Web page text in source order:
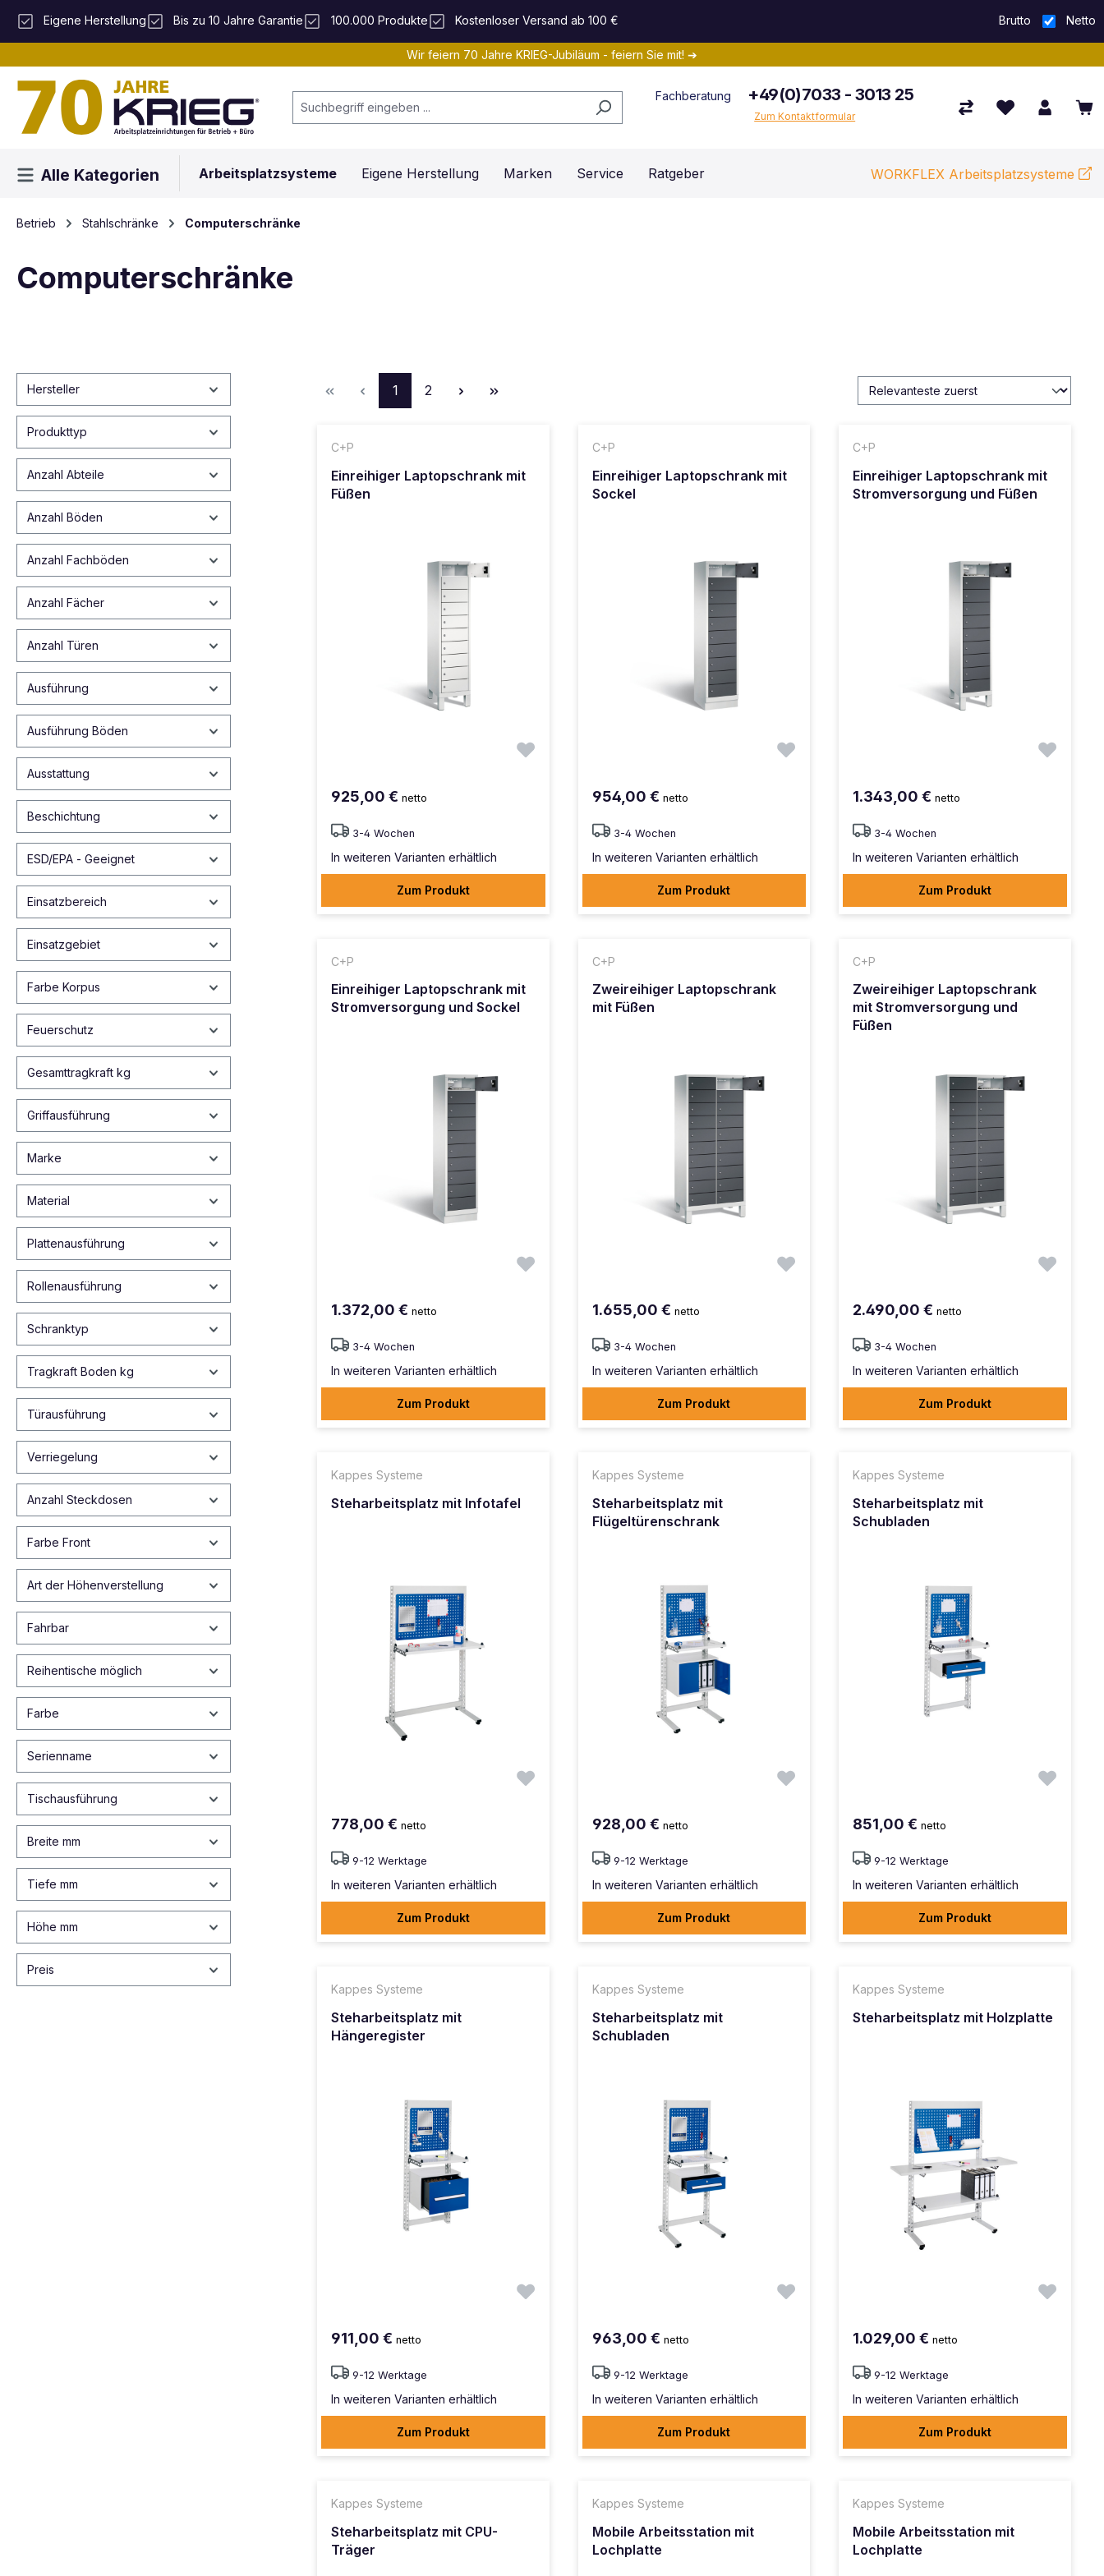
Hauptinhalt springen
Zur Suche springen
Zur Hauptnavigation springen
Eigene Herstellung Bis zu 10 Jahre Garantie 100.000 Produkte Kostenloser Versand ab 100 € Brutto Netto
Wir feiern 70 Jahre KRIEG-Jubiläum - feiern Sie mit! ➔
Fachberatung +49(0)7033 - 3013 25
Zum Kontaktformular
Alle Kategorien Arbeitsplatzsysteme Eigene Herstellung Marken Service Ratgeber WORKFLEX Arbeitsplatzsysteme
Betrieb Stahlschränke Computerschränke
Computerschränke
Hersteller
Produkttyp
Anzahl Abteile
Anzahl Böden
Anzahl Fachböden
Anzahl Fächer
Anzahl Türen
Ausführung
Ausführung Böden
Ausstattung
Beschichtung
ESD/EPA - Geeignet
Einsatzbereich
Einsatzgebiet
Farbe Korpus
Feuerschutz
Gesamttragkraft kg
Griffausführung
Marke
Material
Plattenausführung
Rollenausführung
Schranktyp
Tragkraft Boden kg
Türausführung
Verriegelung
Anzahl Steckdosen
Farbe Front
Art der Höhenverstellung
Fahrbar
Reihentische möglich
Farbe
Serienname
Tischausführung
Breite mm
Tiefe mm
Höhe mm
Preis
Seite
1 Seite
2
C+P
Einreihiger Laptopschrank mit
Füßen
925,00 € netto
3-4 Wochen
In weiteren Varianten erhältlich
Zum Produkt
C+P
Einreihiger Laptopschrank mit
Sockel
954,00 € netto
3-4 Wochen
In weiteren Varianten erhältlich
Zum Produkt
C+P
Einreihiger Laptopschrank mit
Stromversorgung und Füßen
1.343,00 €netto
3-4 Wochen
In weiteren Varianten erhältlich
Zum Produkt
C+P
Einreihiger Laptopschrank mit
Stromversorgung und Sockel
1.372,00 € netto
3-4 Wochen
In weiteren Varianten erhältlich
Zum Produkt
C+P
Zweireihiger Laptopschrank
mit Füßen
1.655,00 € netto
3-4 Wochen
In weiteren Varianten erhältlich
Zum Produkt
C+P
Zweireihiger Laptopschrank
mit Stromversorgung und
Füßen
2.490,00 €netto
3-4 Wochen
In weiteren Varianten erhältlich
Zum Produkt
Kappes Systeme
Steharbeitsplatz mit Infotafel
778,00 € netto
9-12 Werktage
In weiteren Varianten erhältlich
Zum Produkt
Kappes Systeme
Steharbeitsplatz mit
Flügeltürenschrank
928,00 € netto
9-12 Werktage
In weiteren Varianten erhältlich
Zum Produkt
Kappes Systeme
Steharbeitsplatz mit
Schubladen
851,00 €netto
9-12 Werktage
In weiteren Varianten erhältlich
Zum Produkt
Kappes Systeme
Steharbeitsplatz mit
Hängeregister
911,00 € netto
9-12 Werktage
In weiteren Varianten erhältlich
Zum Produkt
Kappes Systeme
Steharbeitsplatz mit
Schubladen
963,00 € netto
9-12 Werktage
In weiteren Varianten erhältlich
Zum Produkt
Kappes Systeme
Steharbeitsplatz mit Holzplatte
1.029,00 €netto
9-12 Werktage
In weiteren Varianten erhältlich
Zum Produkt
Kappes Systeme
Steharbeitsplatz mit CPU-
Träger
Kappes Systeme
Mobile Arbeitsstation mit
Lochplatte
Kappes Systeme
Mobile Arbeitsstation mit
Lochplatte